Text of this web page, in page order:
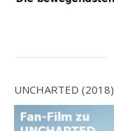
UNCHARTED (2018)